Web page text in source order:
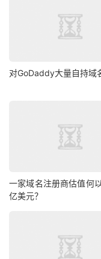
对GoDaddy大量自持域
一家域名注册商估值何
亿美元？